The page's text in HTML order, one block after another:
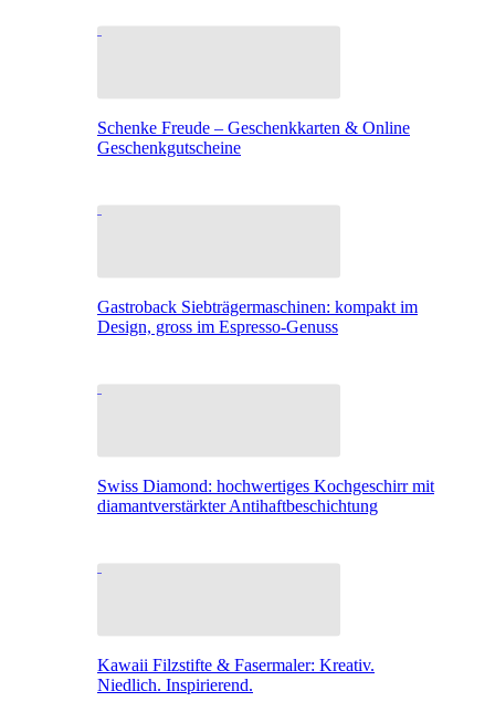
Schenke Freude – Geschenkkarten & Online
Geschenkgutscheine
Gastroback Siebträgermaschinen: kompakt im
Design, gross im Espresso-Genuss
Swiss Diamond: hochwertiges Kochgeschirr mit
diamantverstärkter Antihaftbeschichtung
Kawaii Filzstifte & Fasermaler: Kreativ.
Niedlich. Inspirierend.